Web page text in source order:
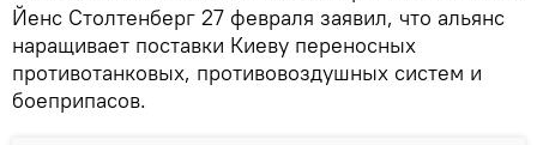
Йенс Столтенберг 27 февраля заявил, что альянс
наращивает поставки Киеву переносных
противотанковых, противовоздушных систем и
боеприпасов.